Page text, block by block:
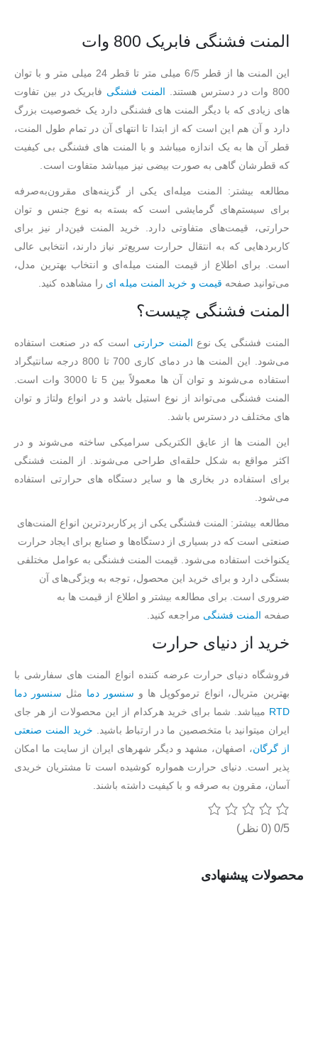
المنت فشنگی فابریک 800 وات
این المنت ها از قطر 6/5 میلی متر تا قطر 24 میلی متر و با توان
800 وات در دسترس هستند.
المنت فشنگی فابریک در بین تفاوت
های زیادی که با دیگر المنت های فشنگی دارد یک خصوصیت بزرگ
دارد و آن هم این است که از ابتدا تا انتهای آن در تمام طول المنت،
قطر آن ها به یک اندازه میباشد و با المنت های فشنگی بی کیفیت
که قطرشان گاهی به صورت بیضی نیز میباشد متفاوت است.
مطالعه بیشتر: المنت میله‌ای یکی از گزینه‌های مقرون‌به‌صرفه
برای سیستم‌های گرمایشی است که بسته به نوع جنس و توان
حرارتی، قیمت‌های متفاوتی دارد. خرید المنت فین‌دار نیز برای
کاربردهایی که به انتقال حرارت سریع‌تر نیاز دارند، انتخابی عالی
است. برای اطلاع از قیمت المنت میله‌ای و انتخاب بهترین مدل،
می‌توانید صفحه قیمت و خرید المنت میله ای را مشاهده کنید.
المنت فشنگی چیست؟
المنت فشنگی یک نوع المنت حرارتی است که در صنعت استفاده
می‌شود. این المنت ها در دمای کاری 700 تا 800 درجه سانتیگراد
استفاده می‌شوند و توان آن ها معمولاً بین 5 تا 3000 وات است.
المنت فشنگی می‌تواند از نوع استیل باشد و در انواع ولتاژ و توان
های مختلف در دسترس باشد.
این المنت ها از عایق الکتریکی سرامیکی ساخته می‌شوند و در
اکثر مواقع به شکل حلقه‌ای طراحی می‌شوند. از المنت فشنگی
برای استفاده در بخاری ها و سایر دستگاه های حرارتی استفاده
می‌شود.
مطالعه بیشتر: المنت فشنگی یکی از پرکاربردترین انواع المنت‌های
صنعتی است که در بسیاری از دستگاه‌ها و صنایع برای ایجاد حرارت
یکنواخت استفاده می‌شود. قیمت المنت فشنگی به عوامل مختلفی
بستگی دارد و برای خرید این محصول، توجه به ویژگی‌های آن
ضروری است. برای مطالعه بیشتر و اطلاع از قیمت ها به
صفحه المنت فشنگی مراجعه کنید.
خرید از دنیای حرارت
فروشگاه دنیای حرارت عرضه کننده انواع المنت های سفارشی با
بهترین متریال، انواع ترموکوپل ها و سنسور دما مثل سنسور دما
RTD میباشد. شما برای خرید هرکدام از این محصولات از هر جای
ایران میتوانید با متخصصین ما در ارتباط باشید. خرید المنت صنعتی
از گرگان، اصفهان، مشهد و دیگر شهرهای ایران از سایت ما امکان
پذیر است. دنیای حرارت همواره کوشیده است تا مشتریان خریدی
آسان، مقرون به صرفه و با کیفیت داشته باشند.
0/5 (0 نظر)
محصولات پیشنهادی